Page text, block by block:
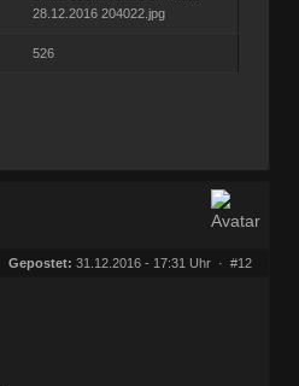
28.12.2016 204022.jpg
526
Gepostet: 31.12.2016 - 17:31 Uhr · #12